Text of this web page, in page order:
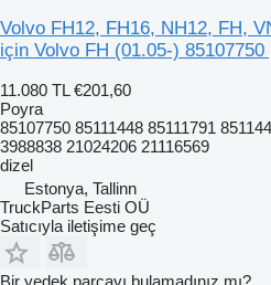
Volvo FH12, FH16, NH12, FH,
için Volvo FH (01.05-) 85107750
11.080 TL €201,60
Poyra
85107750 85111448 85111791
3988838 21024206 21116569
dizel
Estonya, Tallinn
TruckParts Eesti OÜ
Satıcıyla iletişime geç
Bir yedek parçayı bulamadınız mı?